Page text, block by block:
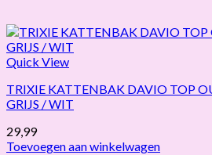
Quick View
TRIXIE KATTENBAK DAVIO TOP
GRIJS / WIT
29,99
Toevoegen aan winkelwagen